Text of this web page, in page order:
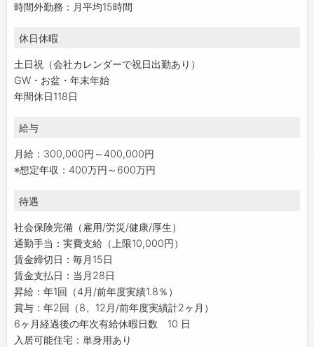
時間外勤務：月平均15時間
休日休暇
土日祝（会社カレンダーで祝日出勤あり）
GW・お盆・年末年始
年間休日118日
給与
月給：300,000円～400,000円
※想定年収：400万円～600万円
待遇
社会保険完備（雇用/労災/健康/厚生）
通勤手当：実費支給（上限10,000円）
賃金締切日：毎月15日
賃金支払日：当月28日
昇給：年1回（4月/前年度実績1.8％）
賞与：年2回（8、12月/前年度実績計2ヶ月）
6ヶ月経過後の年次有給休暇日数 10 日
入居可能住宅：単身用あり